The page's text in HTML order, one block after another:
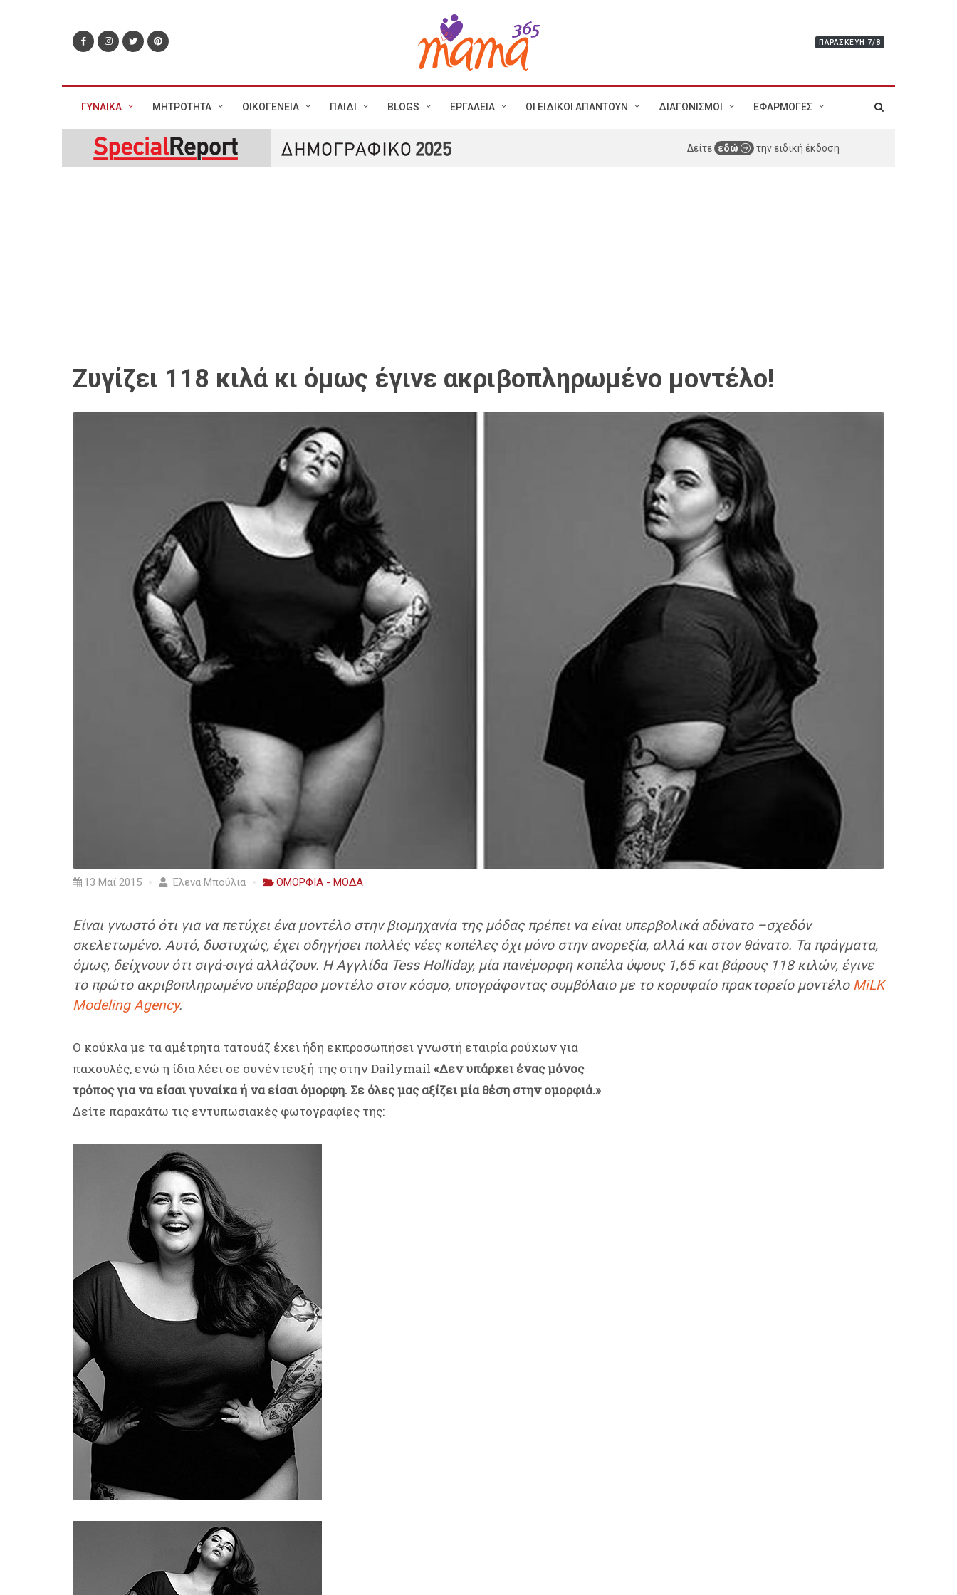
ΠΑΡΑΣΚΕΥΉ 7/8
ΓΥΝΑΙΚΑ ΜΗΤΡΟΤΗΤΑ ΟΙΚΟΓΕΝΕΙΑ ΠΑΙΔΙ BLOGS ΕΡΓΑΛΕΙΑ ΟΙ ΕΙΔΙΚΟΙ ΑΠΑΝΤΟΥΝ ΔΙΑΓΩΝΙΣΜΟΙ ΕΦΑΡΜΟΓΕΣ
Δείτε εδώ την ειδική έκδοση
Ζυγίζει 118 κιλά κι όμως έγινε ακριβοπληρωμένο μοντέλο!
13 Μαϊ 2015 Έλενα Μπούλια ΟΜΟΡΦΙΑ - ΜΟΔΑ
Είναι γνωστό ότι για να πετύχει ένα μοντέλο στην βιομηχανία της μόδας πρέπει να είναι υπερβολικά αδύνατο –σχεδόν
σκελετωμένο. Αυτό, δυστυχώς, έχει οδηγήσει πολλές νέες κοπέλες όχι μόνο στην ανορεξία, αλλά και στον θάνατο. Τα πράγματα,
όμως, δείχνουν ότι σιγά-σιγά αλλάζουν. Η Αγγλίδα Tess Holliday, μία πανέμορφη κοπέλα ύψους 1,65 και βάρους 118 κιλών, έγινε
το πρώτο ακριβοπληρωμένο υπέρβαρο μοντέλο στον κόσμο, υπογράφοντας συμβόλαιο με το κορυφαίο πρακτορείο μοντέλο MiLK
Modeling Agency.
Ο κούκλα με τα αμέτρητα τατουάζ έχει ήδη εκπροσωπήσει γνωστή εταιρία ρούχων για
παχουλές, ενώ η ίδια λέει σε συνέντευξή της στην Dailymail «Δεν υπάρχει ένας μόνος
τρόπος για να είσαι γυναίκα ή να είσαι όμορφη. Σε όλες μας αξίζει μία θέση στην ομορφιά.»
Δείτε παρακάτω τις εντυπωσιακές φωτογραφίες της: